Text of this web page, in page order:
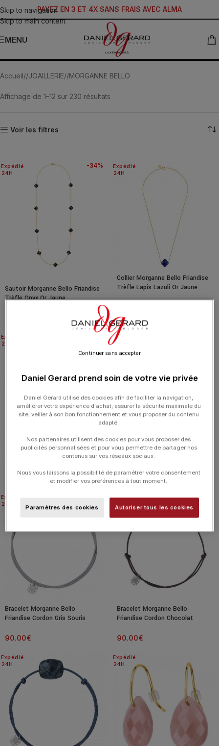
Skip to navigation
Skip to main content
PAYEZ EN 3 ET 4X SANS FRAIS AVEC ALMA
MENU Friandise
Accueil/ JOAILLERIE/ MORGANNE BELLO
Affichage de 1–12 sur 230 résultats
Voir les filtres
-34%
24H
Expédié
Sautoir Morganne Bello Friandise
Trèfle Onyx Or Jaune
2 300.00
24H
Expédié
Collier Morganne Bello Friandise
Trèfle Lapis Lazuli Or Jaune
24H
Expédié
Bracelet Morganne Bello
Friandise Cordon Vieux Rose
90.00€
24H
Expédié
Bracelet Morganne Bello
Friandise Cordon Taupe Coussin
90.00 €
24H
Expédié
Bracelet Morganne Bello
Friandise Cordon Gris Souris
90.00€
Expédié
Bracelet Morganne Bello
Friandise Cordon Chocolat
90.00€
24H
Expédié
24H
Expédié
Daniel Gerard prend soin de votre vie privée
Daniel Gerard utilise des cookies afin de faciliter la navigation,
améliorer votre expérience d'achat, assurer la sécurité maximale du
site, veiller à son bon fonctionnement et vous proposer du contenu
adapté.
Nos partenaires utilisent des cookies pour vous proposer des
publicités personnalisées et pour vous permettre de partager nos
contenus sur vos réseaux sociaux.
Nous vous laissons la possibilité de paramétrer votre consentement
et modifier vos préférences à tout moment.
Paramètres des cookies Autoriser tous les cookies
Continuer sans accepter